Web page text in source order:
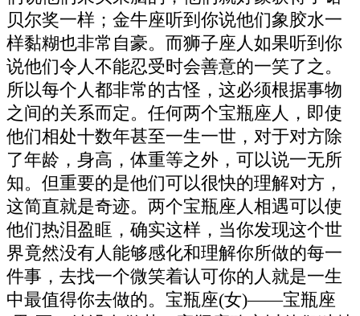
贝尔奖一样；金牛座听到你说他们象胶水一
样黏糊也非常自豪。而狮子座人如果听到你
说他们令人不能忍受时会善意的一笑了之。
所以每个人都非常的古怪，这必须根据事物
之间的关系而定。任何两个宝瓶座人，即使
他们相处十数年甚至一生一世，对于对方除
了年龄，身高，体重等之外，可以说一无所
知。但重要的是他们可以很快的理解对方，
这简直就是奇迹。两个宝瓶座人相遇可以使
他们热泪盈眶，确实这样，当你发现这个世
界竟然没有人能够感化和理解你所做的每一
件事，去找一个微笑着认可你的人就是一生
中最值得你去做的。宝瓶座(女)――宝瓶座